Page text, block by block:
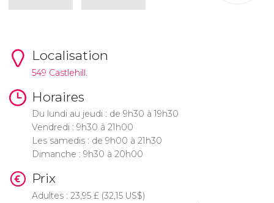
Localisation
549 Castlehill.
Horaires
Du lundi au jeudi : de 9h30 à 19h30
Vendredi : 9h30 à 21h00
Les samedis : de 9h00 à 21h30
Dimanche : 9h30 à 20h00
Prix
Adultes : 23,95 £(32,15 US$)